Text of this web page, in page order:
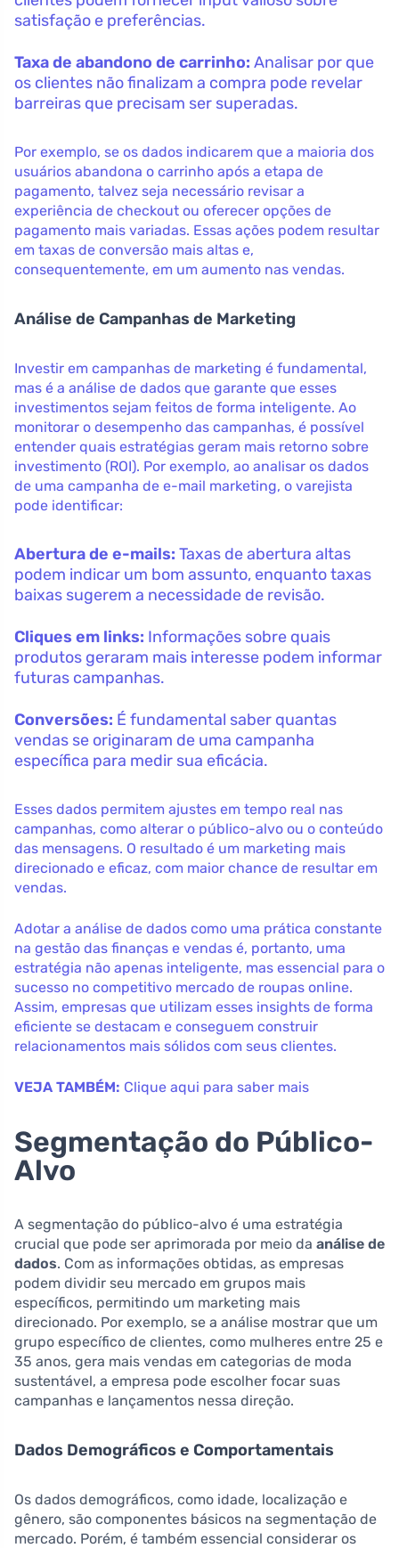
satisfação e preferências.
Taxa de abandono de carrinho: Analisar por que
os clientes não finalizam a compra pode revelar
barreiras que precisam ser superadas.
Por exemplo, se os dados indicarem que a maioria dos
usuários abandona o carrinho após a etapa de
pagamento, talvez seja necessário revisar a
experiência de checkout ou oferecer opções de
pagamento mais variadas. Essas ações podem resultar
em taxas de conversão mais altas e,
consequentemente, em um aumento nas vendas.
Análise de Campanhas de Marketing
Investir em campanhas de marketing é fundamental,
mas é a análise de dados que garante que esses
investimentos sejam feitos de forma inteligente. Ao
monitorar o desempenho das campanhas, é possível
entender quais estratégias geram mais retorno sobre
investimento (ROI). Por exemplo, ao analisar os dados
de uma campanha de e-mail marketing, o varejista
pode identificar:
Abertura de e-mails: Taxas de abertura altas
podem indicar um bom assunto, enquanto taxas
baixas sugerem a necessidade de revisão.
Cliques em links: Informações sobre quais
produtos geraram mais interesse podem informar
futuras campanhas.
Conversões: É fundamental saber quantas
vendas se originaram de uma campanha
específica para medir sua eficácia.
Esses dados permitem ajustes em tempo real nas
campanhas, como alterar o público-alvo ou o conteúdo
das mensagens. O resultado é um marketing mais
direcionado e eficaz, com maior chance de resultar em
vendas.
Adotar a análise de dados como uma prática constante
na gestão das finanças e vendas é, portanto, uma
estratégia não apenas inteligente, mas essencial para o
sucesso no competitivo mercado de roupas online.
Assim, empresas que utilizam esses insights de forma
eficiente se destacam e conseguem construir
relacionamentos mais sólidos com seus clientes.
VEJA TAMBÉM: Clique aqui para saber mais
Segmentação do Público-
Alvo
A segmentação do público-alvo é uma estratégia
crucial que pode ser aprimorada por meio da análise de
dados. Com as informações obtidas, as empresas
podem dividir seu mercado em grupos mais
específicos, permitindo um marketing mais
direcionado. Por exemplo, se a análise mostrar que um
grupo específico de clientes, como mulheres entre 25 e
35 anos, gera mais vendas em categorias de moda
sustentável, a empresa pode escolher focar suas
campanhas e lançamentos nessa direção.
Dados Demográficos e Comportamentais
Os dados demográficos, como idade, localização e
gênero, são componentes básicos na segmentação de
mercado. Porém, é também essencial considerar os